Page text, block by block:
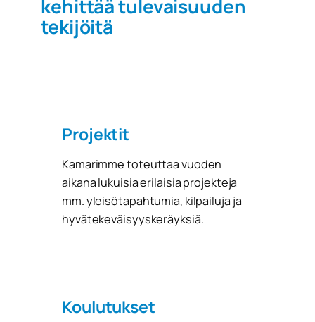
kehittää tulevaisuuden
tekijöitä
Projektit
Kamarimme toteuttaa vuoden
aikana lukuisia erilaisia projekteja
mm. yleisötapahtumia, kilpailuja ja
hyvätekeväisyyskeräyksiä.
Koulutukset